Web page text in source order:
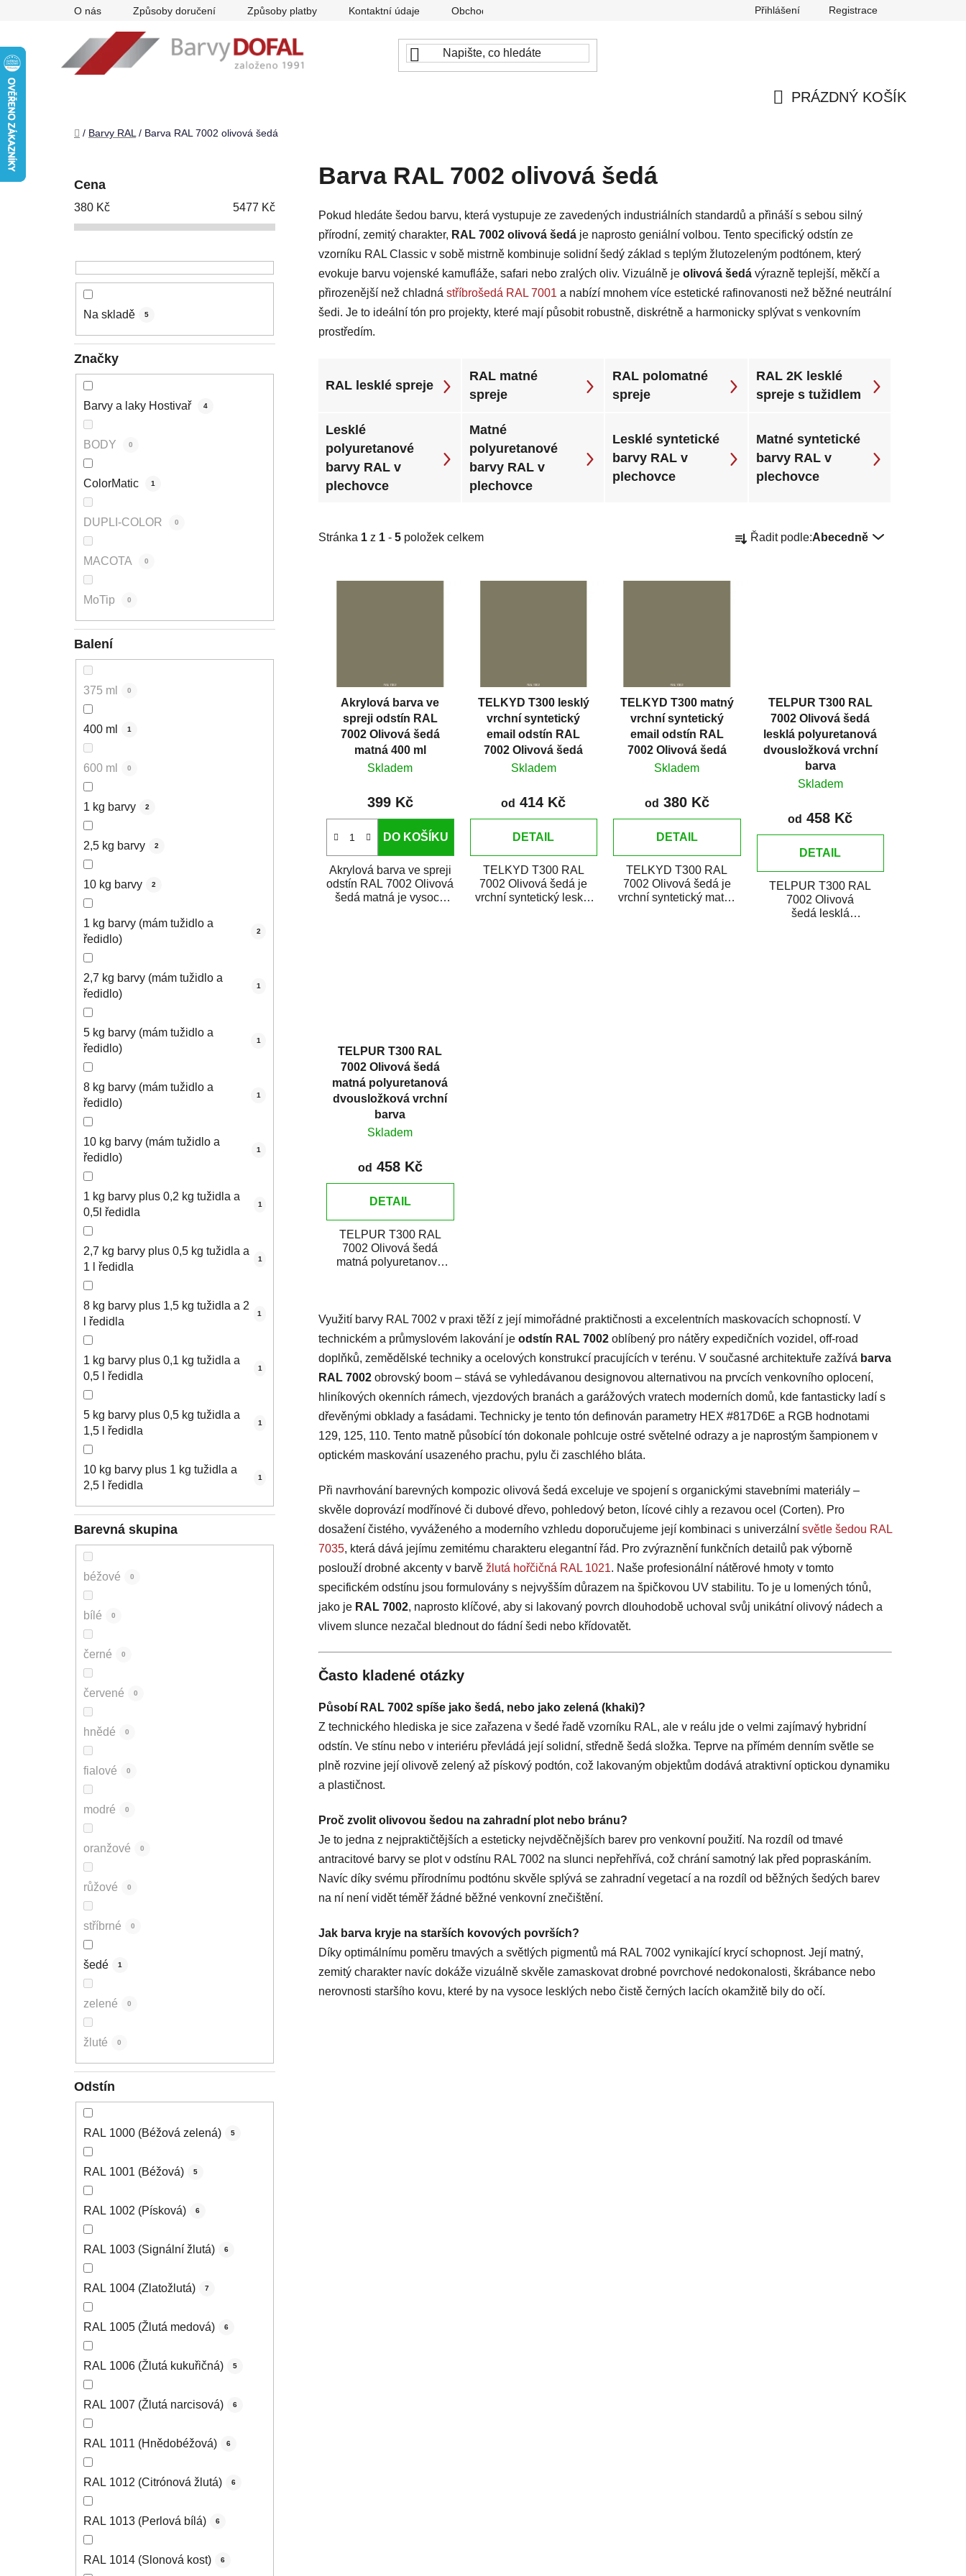
O nás Způsoby doručení Způsoby platby Kontaktní údaje Obchodní podmínky Reklamace Odstoupení od smlouvy
Přihlášení Registrace
PRÁZDNÝ KOŠÍK
Domů
/ Barvy RAL / Barva RAL 7002 olivová šedá
Cena
380 Kč 5477 Kč
Na skladě 5
Značky
Barvy a laky Hostivař 4
BODY 0
ColorMatic 1
DUPLI-COLOR 0
MACOTA 0
MoTip 0
Balení
375 ml 0
400 ml 1
600 ml 0
1 kg barvy 2
2,5 kg barvy 2
10 kg barvy 2
1 kg barvy (mám tužidlo a
ředidlo)
2
2,7 kg barvy (mám tužidlo a
ředidlo)
1
5 kg barvy (mám tužidlo a
ředidlo)
1
8 kg barvy (mám tužidlo a
ředidlo)
1
10 kg barvy (mám tužidlo a
ředidlo)
1
1 kg barvy plus 0,2 kg tužidla a
0,5l ředidla
1
2,7 kg barvy plus 0,5 kg tužidla a
1 l ředidla
1
8 kg barvy plus 1,5 kg tužidla a 2
l ředidla
1
1 kg barvy plus 0,1 kg tužidla a
0,5 l ředidla
1
5 kg barvy plus 0,5 kg tužidla a
1,5 l ředidla
1
10 kg barvy plus 1 kg tužidla a
2,5 l ředidla
1
Barevná skupina
béžové 0
bílé 0
černé 0
červené 0
hnědé 0
fialové 0
modré 0
oranžové 0
růžové 0
stříbrné 0
šedé 1
zelené 0
žluté 0
Odstín
RAL 1000 (Béžová zelená) 5
RAL 1001 (Béžová) 5
RAL 1002 (Písková) 6
RAL 1003 (Signální žlutá) 6
RAL 1004 (Zlatožlutá) 7
RAL 1005 (Žlutá medová) 6
RAL 1006 (Žlutá kukuřičná) 5
RAL 1007 (Žlutá narcisová) 6
RAL 1011 (Hnědobéžová) 6
RAL 1012 (Citrónová žlutá) 6
RAL 1013 (Perlová bílá) 6
RAL 1014 (Slonová kost) 6
Barva RAL 7002 olivová šedá
Pokud hledáte šedou barvu, která vystupuje ze zavedených industriálních standardů a přináší s sebou silný
přírodní, zemitý charakter, RAL 7002 olivová šedá je naprosto geniální volbou. Tento specifický odstín ze
vzorníku RAL Classic v sobě mistrně kombinuje solidní šedý základ s teplým žlutozeleným podtónem, který
evokuje barvu vojenské kamufláže, safari nebo zralých oliv. Vizuálně je olivová šedá výrazně teplejší, měkčí a
přirozenější než chladná stříbrošedá RAL 7001 a nabízí mnohem více estetické rafinovanosti než běžné neutrální
šedi. Je to ideální tón pro projekty, které mají působit robustně, diskrétně a harmonicky splývat s venkovním
prostředím.
RAL lesklé spreje
RAL matné
spreje
RAL polomatné
spreje
RAL 2K lesklé
spreje s tužidlem
Lesklé
polyuretanové
barvy RAL v
plechovce
Matné
polyuretanové
barvy RAL v
plechovce
Lesklé syntetické
barvy RAL v
plechovce
Matné syntetické
barvy RAL v
plechovce
Stránka 1 z 1 - 5 položek celkem
a
Řadit podle:Abecedně
Akrylová barva ve
spreji odstín RAL
7002 Olivová šedá
matná 400 ml
Skladem
399 Kč
DO KOŠÍKU
Akrylová barva ve spreji
odstín RAL 7002 Olivová
šedá matná je vysoce
TELKYD T300 lesklý
vrchní syntetický
email odstín RAL
7002 Olivová šedá
Skladem
od 414 Kč
DETAIL
TELKYD T300 RAL
7002 Olivová šedá je
vrchní syntetický lesklý
TELKYD T300 matný
vrchní syntetický
email odstín RAL
7002 Olivová šedá
Skladem
od 380 Kč
DETAIL
TELKYD T300 RAL
7002 Olivová šedá je
vrchní syntetický matný
TELPUR T300 RAL
7002 Olivová šedá
lesklá polyuretanová
dvousložková vrchní
barva
Skladem
od 458 Kč
DETAIL
TELPUR T300 RAL
7002 Olivová
šedá lesklá
TELPUR T300 RAL
7002 Olivová šedá
matná polyuretanová
dvousložková vrchní
barva
Skladem
od 458 Kč
DETAIL
TELPUR T300 RAL
7002 Olivová šedá
matná polyuretanová
l
á
d
a
c
í
p
r
v
y
v
ý
p
i
s
Využití barvy RAL 7002 v praxi těží z její mimořádné praktičnosti a excelentních maskovacích schopností. V
technickém a průmyslovém lakování je odstín RAL 7002 oblíbený pro nátěry expedičních vozidel, off-road
doplňků, zemědělské techniky a ocelových konstrukcí pracujících v terénu. V současné architektuře zažívá barva
RAL 7002 obrovský boom – stává se vyhledávanou designovou alternativou na prvcích venkovního oplocení,
hliníkových okenních rámech, vjezdových branách a garážových vratech moderních domů, kde fantasticky ladí s
dřevěnými obklady a fasádami. Technicky je tento tón definován parametry HEX #817D6E a RGB hodnotami
129, 125, 110. Tento matně působící tón dokonale pohlcuje ostré světelné odrazy a je naprostým šampionem v
optickém maskování usazeného prachu, pylu či zaschlého bláta.
Při navrhování barevných kompozic olivová šedá exceluje ve spojení s organickými stavebními materiály –
skvěle doprovází modřínové či dubové dřevo, pohledový beton, lícové cihly a rezavou ocel (Corten). Pro
dosažení čistého, vyváženého a moderního vzhledu doporučujeme její kombinaci s univerzální světle šedou RAL
7035, která dává jejímu zemitému charakteru elegantní řád. Pro zvýraznění funkčních detailů pak výborně
poslouží drobné akcenty v barvě žlutá hořčičná RAL 1021. Naše profesionální nátěrové hmoty v tomto
specifickém odstínu jsou formulovány s nejvyšším důrazem na špičkovou UV stabilitu. To je u lomených tónů,
jako je RAL 7002, naprosto klíčové, aby si lakovaný povrch dlouhodobě uchoval svůj unikátní olivový nádech a
vlivem slunce nezačal blednout do fádní šedi nebo křídovatět.
Často kladené otázky
Působí RAL 7002 spíše jako šedá, nebo jako zelená (khaki)?
Z technického hlediska je sice zařazena v šedé řadě vzorníku RAL, ale v reálu jde o velmi zajímavý hybridní
odstín. Ve stínu nebo v interiéru převládá její solidní, středně šedá složka. Teprve na přímém denním světle se
plně rozvine její olivově zelený až pískový podtón, což lakovaným objektům dodává atraktivní optickou dynamiku
a plastičnost.
Proč zvolit olivovou šedou na zahradní plot nebo bránu?
Je to jedna z nejpraktičtějších a esteticky nejvděčnějších barev pro venkovní použití. Na rozdíl od tmavé
antracitové barvy se plot v odstínu RAL 7002 na slunci nepřehřívá, což chrání samotný lak před popraskáním.
Navíc díky svému přírodnímu podtónu skvěle splývá se zahradní vegetací a na rozdíl od běžných šedých barev
na ní není vidět téměř žádné běžné venkovní znečištění.
Jak barva kryje na starších kovových površích?
Díky optimálnímu poměru tmavých a světlých pigmentů má RAL 7002 vynikající krycí schopnost. Její matný,
zemitý charakter navíc dokáže vizuálně skvěle zamaskovat drobné povrchové nedokonalosti, škrábance nebo
nerovnosti staršího kovu, které by na vysoce lesklých nebo čistě černých lacích okamžitě bily do očí.